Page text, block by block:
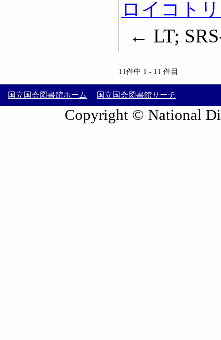
ロイコト
← LT;
11件中 1 - 11 件目
国立国会図書館ホーム 国立国会図書館サーチ
Copyright © National